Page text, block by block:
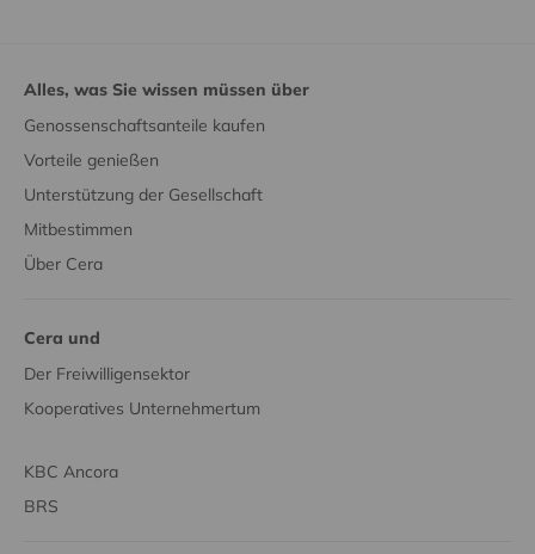
Alles, was Sie wissen müssen über
Genossenschaftsanteile kaufen
Vorteile genießen
Unterstützung der Gesellschaft
Mitbestimmen
Über Cera
Cera und
Der Freiwilligensektor
Kooperatives Unternehmertum
KBC Ancora
BRS